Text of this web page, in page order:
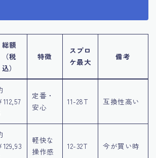
総額
（税
込）
特徴
スプロ
ケ最大
備考
定番・
安心
11-28T 互換性高い
軽快な
操作感
12-32T 今が買い時